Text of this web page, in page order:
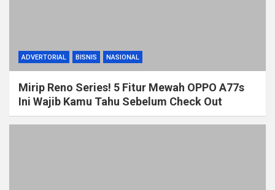
ADVERTORIAL BISNIS NASIONAL
Mirip Reno Series! 5 Fitur Mewah OPPO A77s
Ini Wajib Kamu Tahu Sebelum Check Out